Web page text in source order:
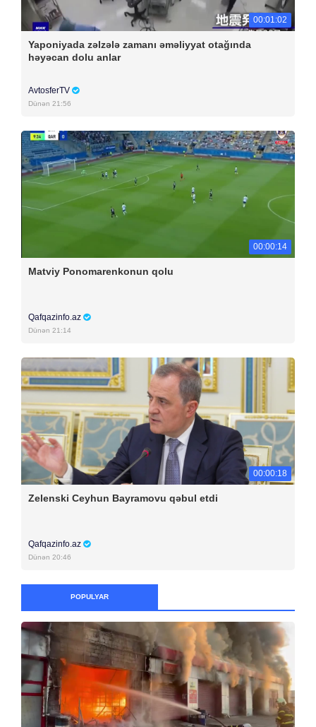
00:01:02
Yaponiyada zəlzələ zamanı əməliyyat otağında
həyəcan dolu anlar
AvtosferTV
Dünən 21:56
00:00:14
Matviy Ponomarenkonun qolu
Qafqazinfo.az
Dünən 21:14
00:00:18
Zelenski Ceyhun Bayramovu qəbul etdi
Qafqazinfo.az
Dünən 20:46
POPULYAR